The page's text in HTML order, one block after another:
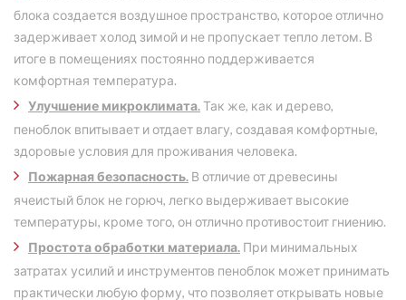
блока создается воздушное пространство, которое отлично
задерживает холод зимой и не пропускает тепло летом. В
итоге в помещениях постоянно поддерживается
комфортная температура.
Улучшение микроклимата.Так же, как и дерево,
пеноблок впитывает и отдает влагу, создавая комфортные,
здоровые условия для проживания человека.
Пожарная безопасность. В отличие от древесины
ячеистый блок не горюч, легко выдерживает высокие
температуры, кроме того, он отлично противостоит гниению.
Простота обработки материала. При минимальных
затратах усилий и инструментов пеноблок может принимать
практически любую форму, что позволяет открывать новые